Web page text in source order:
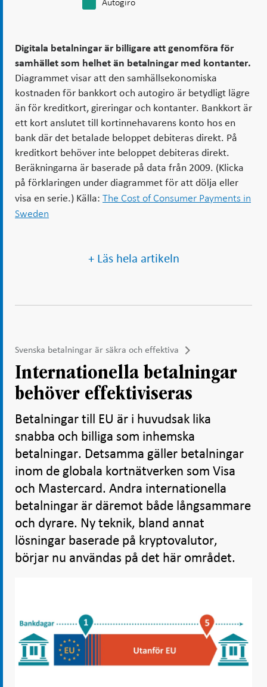
Digitala betalningar är billigare att genomföra för
samhället som helhet än betalningar med kontanter.
Diagrammet visar att den samhällsekonomiska
kostnaden för bankkort och autogiro är betydligt lägre
än för kreditkort, gireringar och kontanter. Bankkort är
ett kort anslutet till kortinnehavarens konto hos en
bank där det betalade beloppet debiteras direkt. På
kreditkort behöver inte beloppet debiteras direkt.
Beräkningarna är baserade på data från 2009. (Klicka
på förklaringen under diagrammet för att dölja eller
visa en serie.) Källa: The Cost of Consumer Payments in
Sweden
+ Läs hela artikeln
Svenska betalningar är säkra och effektiva
Internationella betalningar
behöver effektiviseras
Betalningar till EU är i huvudsak lika
snabba och billiga som inhemska
betalningar. Detsamma gäller betalningar
inom de globala kortnätverken som Visa
och Mastercard. Andra internationella
betalningar är däremot både långsammare
och dyrare. Ny teknik, bland annat
lösningar baserade på kryptovalutor,
börjar nu användas på det här området.